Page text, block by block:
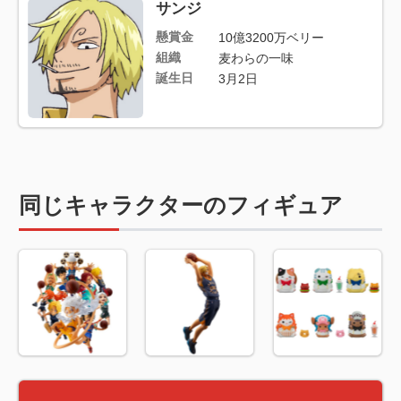
サンジ
懸賞金
10億3200万ベリー
組織
麦わらの一味
誕生日
3月2日
同じキャラクターのフィギュア